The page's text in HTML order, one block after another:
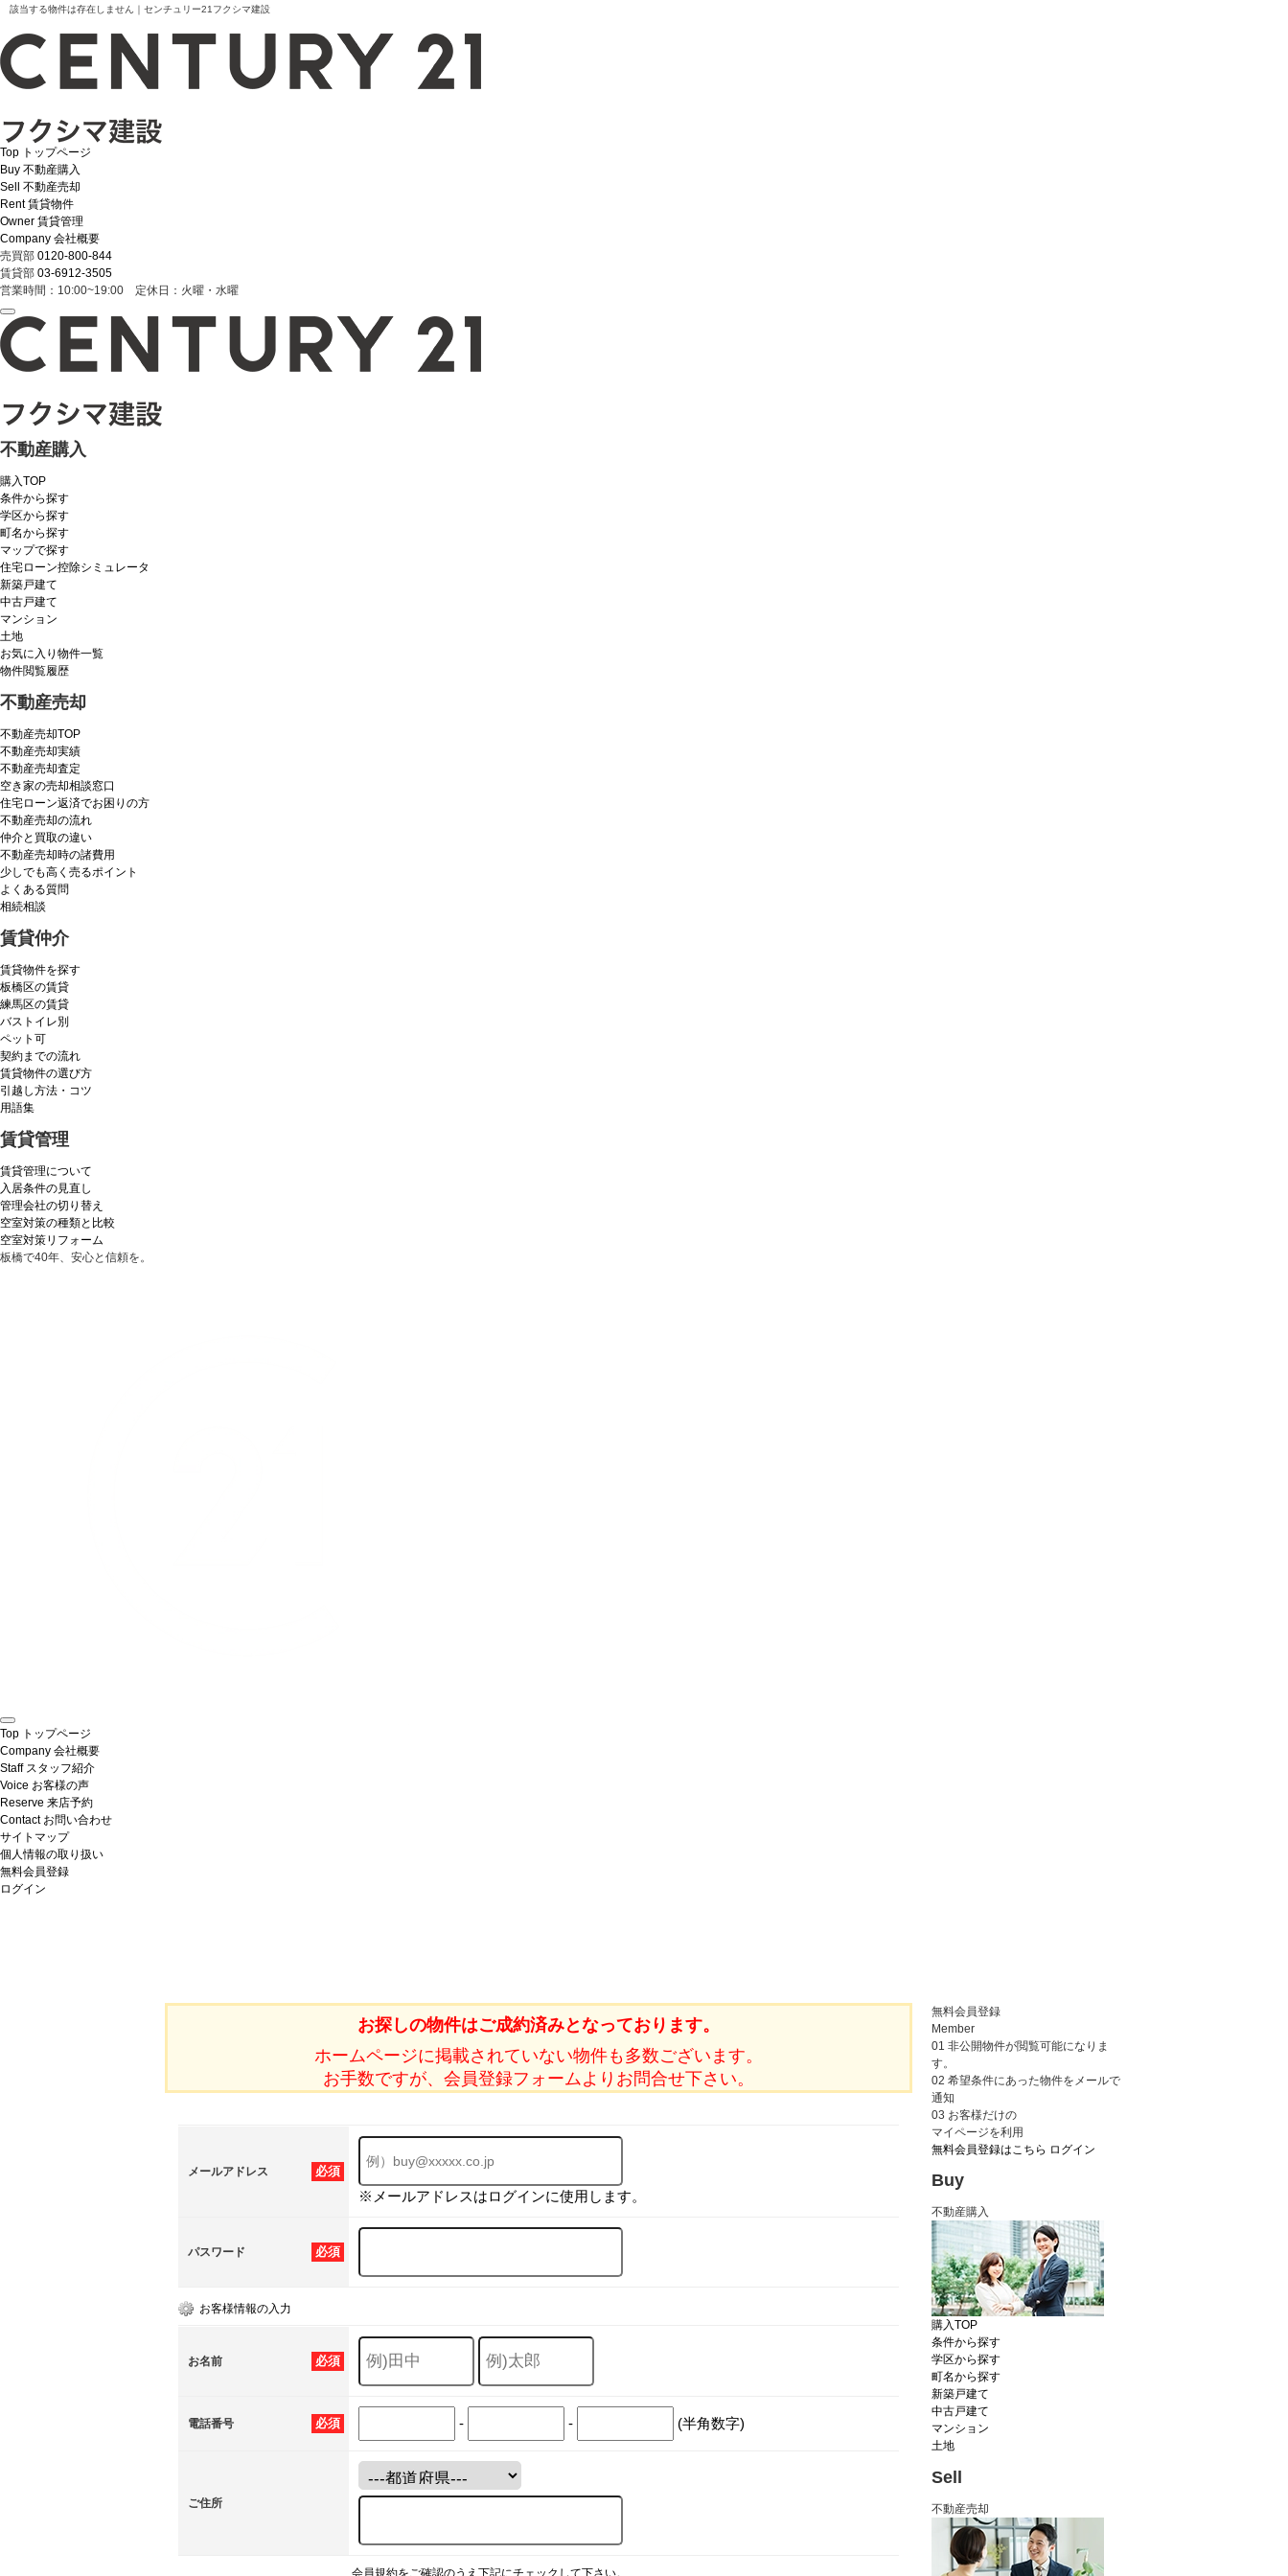
該当する物件は存在しません｜センチュリー21フクシマ建設
Top トップページ
Buy 不動産購入
Sell
不動産売却
Rent 賃貸物件
Owner 賃貸管理
Company 会社概要
売買部 0120-800-844
賃貸部 03-6912-3505
営業時間：10:00~19:00 定休日：火曜・水曜
不動産購入
購入TOP
条件から探す
学区から探す
町名から探す
マップで探す
住宅ローン控除シミュレータ
新築戸建て
中古戸建て
マンション
土地
お気に入り物件一覧
物件閲覧履歴
不動産売却
不動産売却TOP
不動産売却実績
不動産売却査定
空き家の売却相談窓口
住宅ローン返済でお困りの方
不動産売却の流れ
仲介と買取の違い
不動産売却時の諸費用
少しでも高く売るポイント
よくある質問
相続相談
賃貸仲介
賃貸物件を探す
板橋区の賃貸
練馬区の賃貸
バストイレ別
ペット可
契約までの流れ
賃貸物件の選び方
引越し方法・コツ
用語集
賃貸管理
賃貸管理について
入居条件の見直し
管理会社の切り替え
空室対策の種類と比較
空室対策リフォーム
板橋で40年、安心と信頼を。
Top トップページ
Company 会社概要
Staff スタッフ紹介
Voice お客様の声
Reserve 来店予約
Contact お問い合わせ
サイトマップ
個人情報の取り扱い
無料会員登録
ログイン
お探しの物件はご成約済みとなっております。
ホームページに掲載されていない物件も多数ございます。
お手数ですが、会員登録フォームよりお問合せ下さい。
必須
メールアドレス
※メールアドレスはログインに使用します。
必須
パスワード
お客様情報の入力
必須
お名前
必須
電話番号 - - (半角数字)
ご住所
会員規約をご確認のうえ下記にチェックして下さい。
無料会員登録
Member
01 非公開物件が閲覧可能になりま
す。
02 希望条件にあった物件をメールで
通知
03 お客様だけの
マイページを利用
無料会員登録はこちら ログイン
Buy
不動産購入
購入TOP
条件から探す
学区から探す
町名から探す
新築戸建て
中古戸建て
マンション
土地
Sell
不動産売却